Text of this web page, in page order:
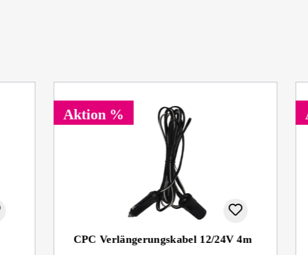
Aktion %
CPC Verlängerungskabel 12/24V 4m